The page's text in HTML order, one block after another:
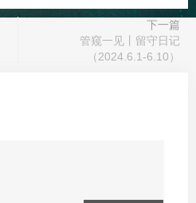
下一篇
管窥一见丨留守日记
（2024.6.1-6.10）